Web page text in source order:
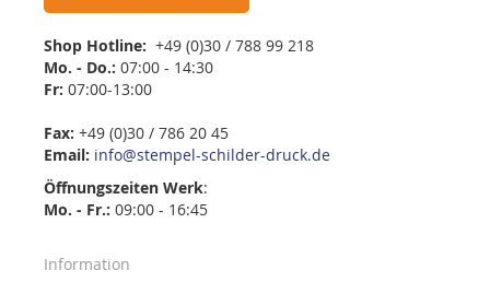
Shop Hotline: +49 (0)30 / 788 99 218
Mo. - Do.: 07:00 - 14:30
Fr: 07:00-13:00
Fax: +49 (0)30 / 786 20 45
Email: info@stempel-schilder-druck.de
Öffnungszeiten Werk:
Mo. - Fr.: 09:00 - 16:45
Information